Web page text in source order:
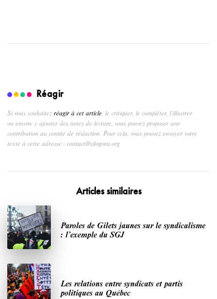
Réagir
Si vous souhaitezréagir à cet article, le critiquer, le compléter, l’illustrer
ou encore y ajouter des notes de lecture, vous pouvez proposer une
contribution au comité de rédaction. Pour cela, vous pouvez envoyer votre
texte à cette adresse : contact@silogora.org
Articles similaires
Paroles de Gilets jaunes sur le syndicalisme
: l’exemple du SGJ
Les relations entre syndicats et partis
politiques au Québec